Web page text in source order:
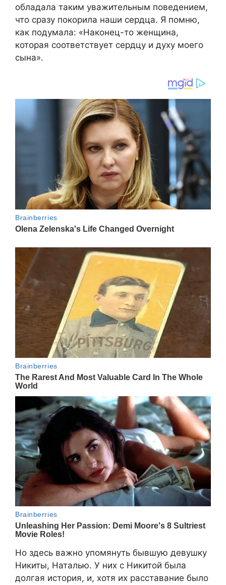
обладала таким уважительным поведением,
что сразу покорила наши сердца. Я помню,
как подумала: «Наконец-то женщина,
которая соответствует сердцу и духу моего
сына».
Но здесь важно упомянуть бывшую девушку
Никиты, Наталью. У них с Никитой была
долгая история, и, хотя их расставание было